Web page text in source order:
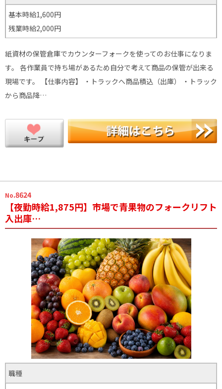
基本時給1,600円
残業時給2,000円
紙資材の保管倉庫でカウンターフォークを使ってのお仕事になりま
す。 各作業員で持ち場があるため自分で考えて商品の保管が出来る
現場です。 【仕事内容】 ・トラックへ商品積込（出庫） ・トラック
から商品降…
No.8624
【夜勤時給1,875円】市場で青果物のフォークリフト
入出庫…
職種